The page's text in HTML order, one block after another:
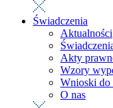
Świadczenia
Aktualności
Akty
Wzory
Wnioski do
O nas